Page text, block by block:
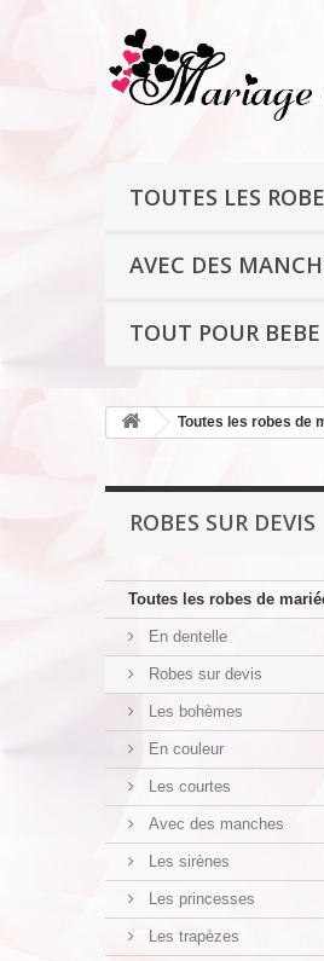
TOUTES LES
AVEC DES
TOUT POUR BEBE
Toutes les robes de
ROBES SUR DEVIS
Toutes les robes de
En dentelle
Robes sur devis
Les bohèmes
En couleur
Les courtes
Avec des manches
Les sirènes
Les princesses
Les trapèzes